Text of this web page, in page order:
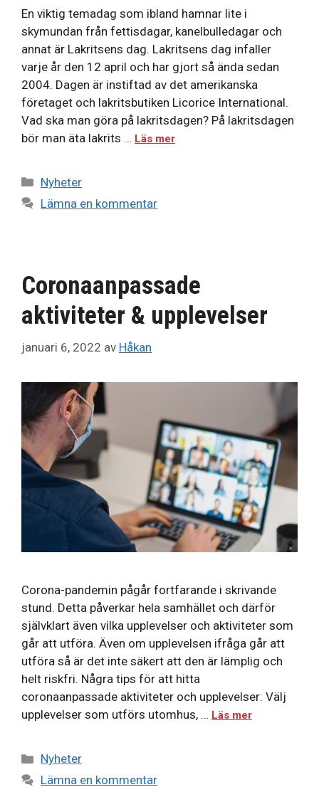
En viktig temadag som ibland hamnar lite i
skymundan från fettisdagar, kanelbulledagar och
annat är Lakritsens dag. Lakritsens dag infaller
varje år den 12 april och har gjort så ända sedan
2004. Dagen är instiftad av det amerikanska
företaget och lakritsbutiken Licorice International.
Vad ska man göra på lakritsdagen? På lakritsdagen
bör man äta lakrits … Läs mer
Kategorier
Nyheter
Lämna en kommentar
Coronaanpassade
aktiviteter & upplevelser
januari 6, 2022 av Håkan
Corona-pandemin pågår fortfarande i skrivande
stund. Detta påverkar hela samhället och därför
självklart även vilka upplevelser och aktiviteter som
går att utföra. Även om upplevelsen ifråga går att
utföra så är det inte säkert att den är lämplig och
helt riskfri. Några tips för att hitta
coronaanpassade aktiviteter och upplevelser: Välj
upplevelser som utförs utomhus, … Läs mer
Kategorier
Nyheter
Lämna en kommentar